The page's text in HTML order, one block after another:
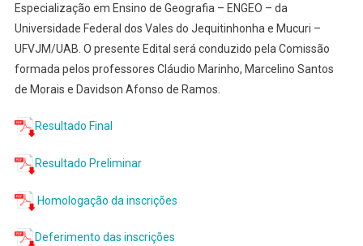
Especialização em Ensino de Geografia – ENGEO – da
Universidade Federal dos Vales do Jequitinhonha e Mucuri –
UFVJM/UAB. O presente Edital será conduzido pela Comissão
formada pelos professores Cláudio Marinho, Marcelino Santos
de Morais e Davidson Afonso de Ramos.
Resultado Final
Resultado Preliminar
Homologação da inscrições
Deferimento das inscrições